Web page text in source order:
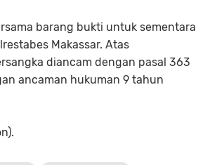
barang bukti untuk sementara
Makassar. Atas
diancam dengan pasal 363
ancaman hukuman 9 tahun